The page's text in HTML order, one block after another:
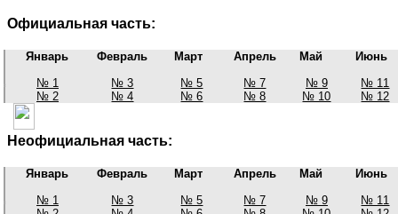
Официальная часть:
Январь Февраль Март Апрель Май
Июнь
№ 1
№ 3 № 5 № 7 № 9
№ 11
№ 2
№ 4 № 6 № 8 № 10 № 12
Неофициальная часть:
Январь Февраль Март Апрель Май
Июнь
№ 1
№ 3 № 5 № 7 № 9
№ 11